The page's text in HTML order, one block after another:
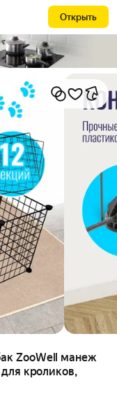
Открыть
ZooWell манеж
кроликов,